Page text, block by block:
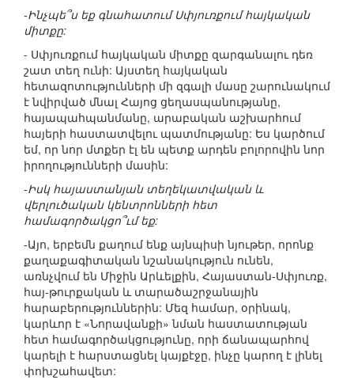
-Ինչպե՞ս եք գնահատում Սփյուռքում հայկական
միտքը:
- Սփյուռքում հայկական միտքը զարգանալու դեռ
շատ տեղ ունի: Այստեղ հայկական
հետազոտությունների մի զգալի մասը շարունակում
է նվիրված մնալ Հայոց ցեղասպանությանը,
հայապահպանմանը, արաբական աշխարհում
հայերի հաստատվելու պատմությանը: Ես կարծում
եմ, որ նոր մտքեր էլ են պետք արդեն բոլորովին նոր
իրողությունների մասին:
-Իսկ հայաստանյան տեղեկատվական և
վերլուծական կենտրոնների հետ
համագործակցո՞ւմ եք:
-Այո, երբեմն քաղում ենք այնպիսի նյութեր, որոնք
քաղաքագիտական նշանակություն ունեն,
առնչվում են Միջին Արևելքին, Հայաստան-Սփյուռք,
հայ-թուրքական և տարածաշրջանային
հարաբերություններին: Մեզ համար, օրինակ,
կարևոր է «Նորավանքի» նման հաստատության
հետ համագործակցությունը, որի ճանապարհով
կարելի է հարստացնել կայքէջը, ինչը կարող է լինել
փոխշահավետ: